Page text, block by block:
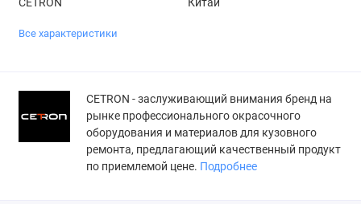
CETRON Китай
Все характеристики
СETRON - заслуживающий внимания бренд на
рынке профессионального окрасочного
оборудования и материалов для кузовного
ремонта, предлагающий качественный продукт
по приемлемой цене. Подробнее